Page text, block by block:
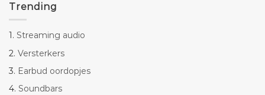
Trending
1. Streaming audio
2. Versterkers
3. Earbud oordopjes
4. Soundbars